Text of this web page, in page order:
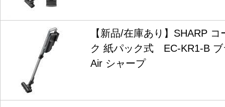
【新品/在庫あり】SHARP
ク 紙パック式 EC-KR1-B ブ
Air シャープ